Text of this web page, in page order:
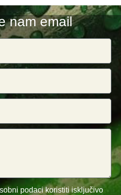
nam email
podaci koristiti isključivo